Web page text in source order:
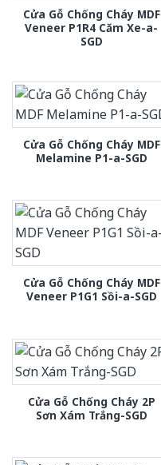
Cửa Gỗ Chống Cháy MDF
Veneer P1R4 Căm Xe-a-
SGD
Cửa Gỗ Chống Cháy MDF
Melamine P1-a-SGD
Cửa Gỗ Chống Cháy MDF
Veneer P1G1 Sồi-a-SGD
Cửa Gỗ Chống Cháy 2P
Sơn Xám Trắng-SGD